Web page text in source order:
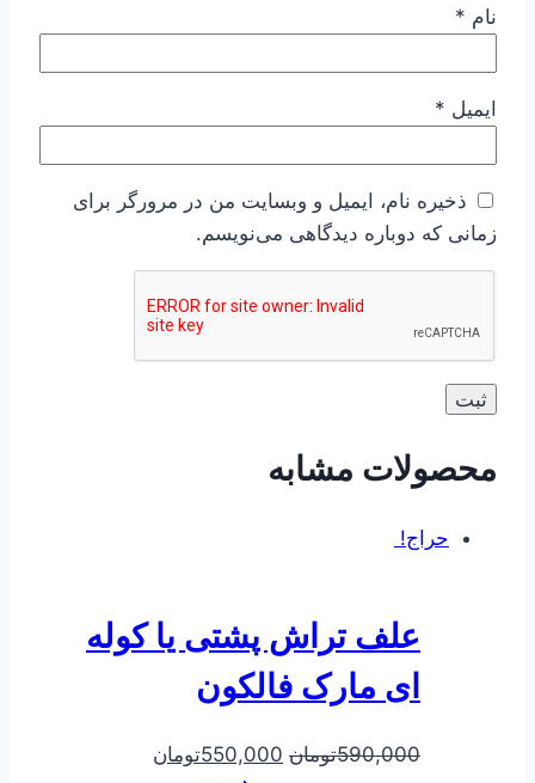
نام *
ایمیل *
ذخیره نام، ایمیل و وبسایت من در مرورگر برای
زمانی که دوباره دیدگاهی می‌نویسم.
محصولات مشابه
حراج!
علف تراش پشتی یا کوله
ای مارک فالکون
590,000تومان 550,000تومان